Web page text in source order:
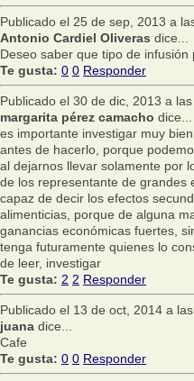
Publicado el 25 de sep, 2013 a
Antonio Cardiel Oliveras dice...
Deseo saber que tipo de
Te gusta: 0 0 Responder
Publicado el 30 de dic, 2013 a
margarita pérez camacho dice...
es importante investigar muy
antes de hacerlo, porque
al dejarnos llevar solamente por
de los representante de grandes
capaz de decir los efectos
alimenticias, porque de alguna
ganancias económicas fuertes,
tenga futuramente quienes lo
de leer, investigar
Te gusta: 2 2 Responder
Publicado el 13 de oct, 2014 a
juana dice...
Cafe
Te gusta: 0 0 Responder